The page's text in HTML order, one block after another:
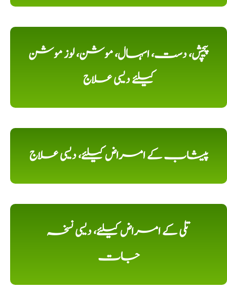
پیچش، دست، اسہال، موشن، لوز موشن
کیلئے دیسی علاج
پیشاب کے امراض کیلئے، دیسی علاج
تلی کے امراض کیلئے، دیسی نسخہ
جات